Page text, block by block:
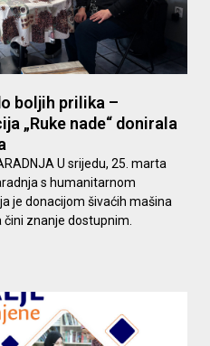
boljih prilika –
„Ruke nade“ donirala
U srijedu, 25. marta
s humanitarnom
je donacijom šivaćih mašina
čini znanje dostupnim.